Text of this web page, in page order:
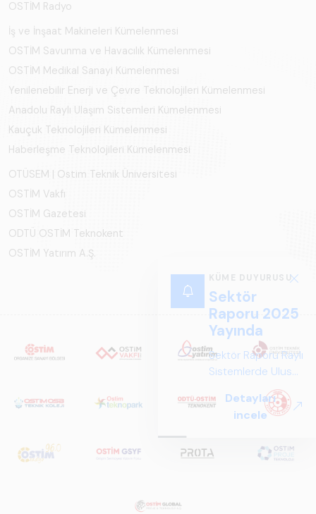
KÜME DUYURUSU
Sektör
Raporu 2025
Yayında
Sektör Raporu Raylı
Sistemlerde Ulusal
Perspektif ARUS
tarafından
Sistemlerde Ulusal
Detayları
incele
OSTİM Radyo
İş ve İnşaat Makineleri Kümelenmesi
OSTİM Savunma ve Havacılık Kümelenmesi
OSTİM Medikal Sanayi Kümelenmesi
Yenilenebilir Enerji ve Çevre Teknolojileri Kümelenmesi
Anadolu Raylı Ulaşım Sistemleri Kümelenmesi
Kauçuk Teknolojileri Kümelenmesi
Haberleşme Teknolojileri Kümelenmesi
OTÜSEM | Ostim Teknik Üniversitesi
OSTİM Vakfı
OSTİM Gazetesi
ODTÜ OSTİM Teknokent
OSTİM Yatırım A.Ş.